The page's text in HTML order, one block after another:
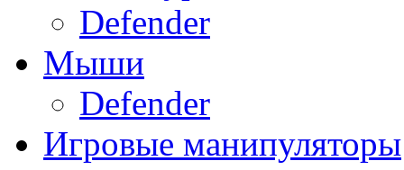
Defender
Мыши
Defender
Игровые манипуляторы